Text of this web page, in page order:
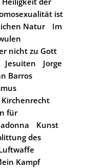
ist
Natur
Im
nicht zu Gott
Jesuiten
Jorge
Barros
Kirchenrecht
für
Kunst
des
Kampf